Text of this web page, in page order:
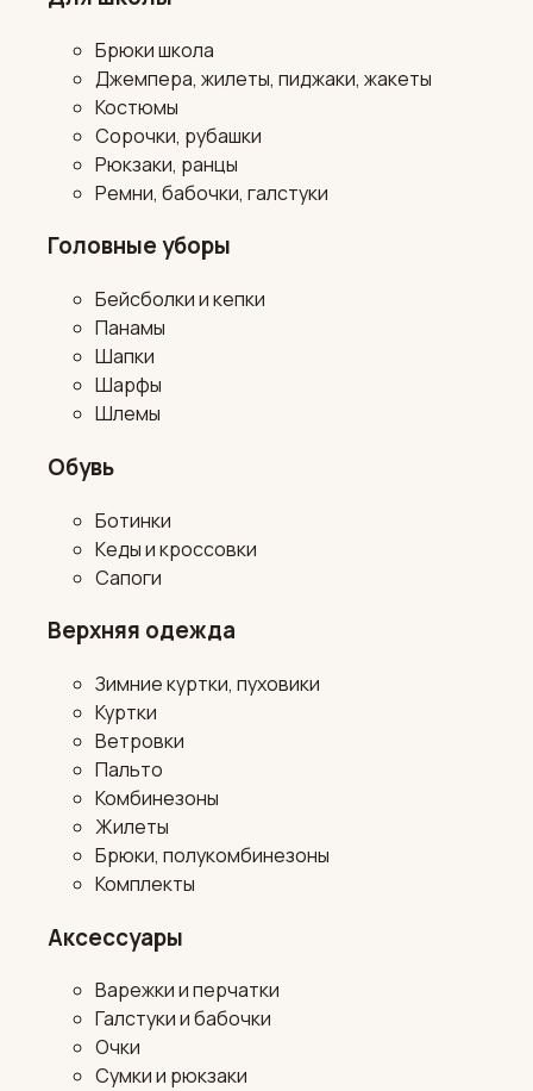
Брюки школа
Джемпера, жилеты, пиджаки, жакеты
Костюмы
Сорочки, рубашки
Рюкзаки, ранцы
Ремни, бабочки, галстуки
Головные уборы
Бейсболки и кепки
Панамы
Шапки
Шарфы
Шлемы
Обувь
Ботинки
Кеды и кроссовки
Сапоги
Верхняя одежда
Зимние куртки, пуховики
Куртки
Ветровки
Пальто
Комбинезоны
Жилеты
Брюки, полукомбинезоны
Комплекты
Аксессуары
Варежки и перчатки
Галстуки и бабочки
Очки
Сумки и рюкзаки